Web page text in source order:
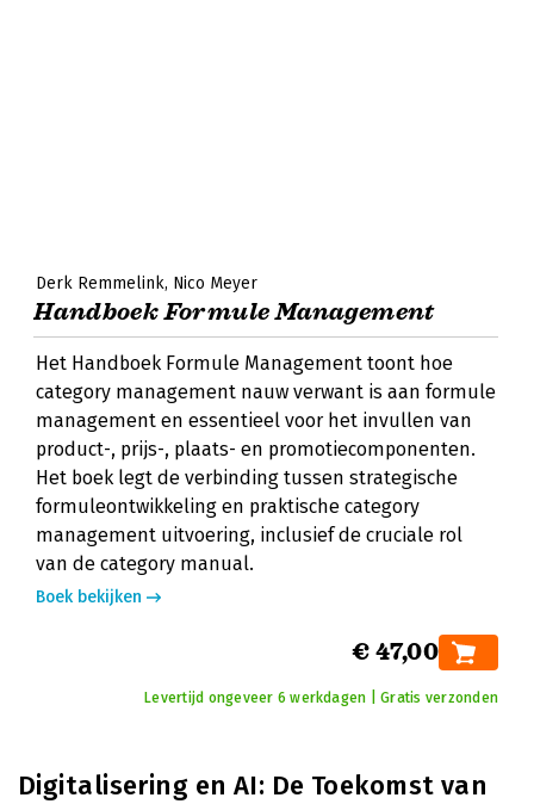
Derk Remmelink Nico Meyer
Handboek Formule Management
Het Handboek Formule Management toont hoe
category management nauw verwant is aan formule
management en essentieel voor het invullen van
product-, prijs-, plaats- en promotiecomponenten.
Het boek legt de verbinding tussen strategische
formuleontwikkeling en praktische category
management uitvoering, inclusief de cruciale rol
van de category manual.
Boek bekijken
€ 47,00
Levertijd ongeveer 6 werkdagen | Gratis verzonden
Digitalisering en AI: De Toekomst van